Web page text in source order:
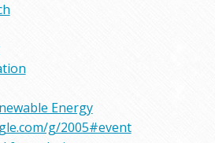
Energy
g/2005#event